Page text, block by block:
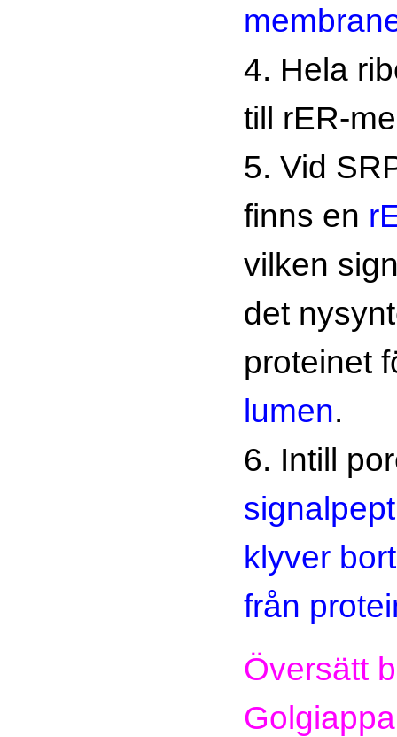
4. Hela
till rER-
5. Vid
finns en
vilken
det
proteinet
lumen.
6. Intill
klyver
från
Översätt